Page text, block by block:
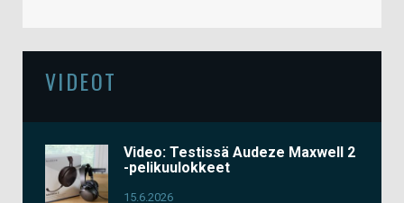
VIDEOT
Video: Testissä Audeze Maxwell 2
-pelikuulokkeet
15.6.2026